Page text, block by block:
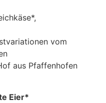
vom
aus Pfaffenhofen
Eier*